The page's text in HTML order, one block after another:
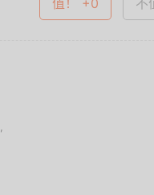
值！ +0 不
,